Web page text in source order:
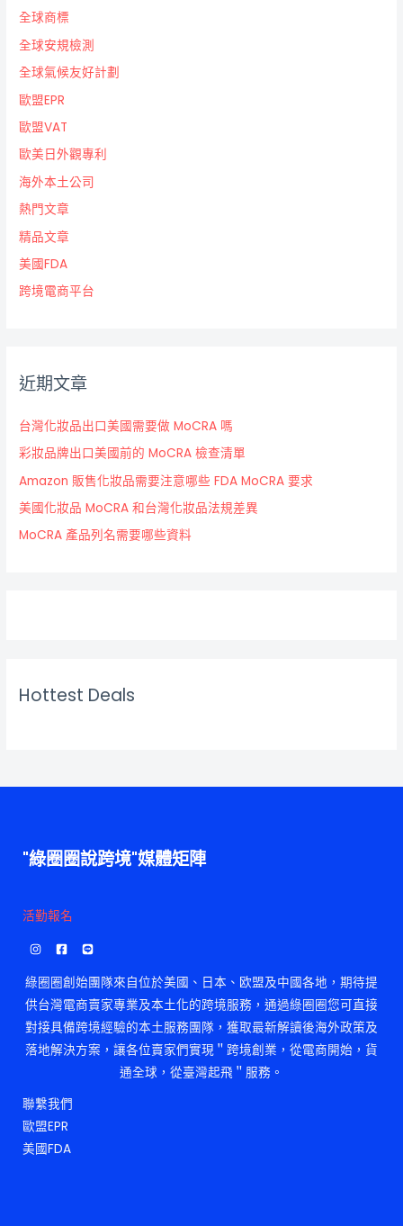
全球商標
全球安規檢測
全球氣候友好計劃
歐盟EPR
歐盟VAT
歐美日外觀專利
海外本土公司
熱門文章
精品文章
美國FDA
跨境電商平台
近期文章
台灣化妝品出口美國需要做 MoCRA 嗎
彩妝品牌出口美國前的 MoCRA 檢查清單
Amazon 販售化妝品需要注意哪些 FDA MoCRA 要求
美國化妝品 MoCRA 和台灣化妝品法規差異
MoCRA 產品列名需要哪些資料
Hottest Deals
"綠圈圈說跨境"媒體矩陣
活勤報名
綠圈圈創始團隊來自位於美國、日本、欧盟及中國各地，期待提
供台灣電商賣家專業及本土化的跨境服務，通過綠圈圈您可直接
對接具備跨境經驗的本土服務團隊，獲取最新解讀後海外政策及
落地解決方案，讓各位賣家們實現＂跨境創業，從電商開始，貨
通全球，從臺灣起飛＂服務。
聯繫我們
歐盟EPR
美國FDA